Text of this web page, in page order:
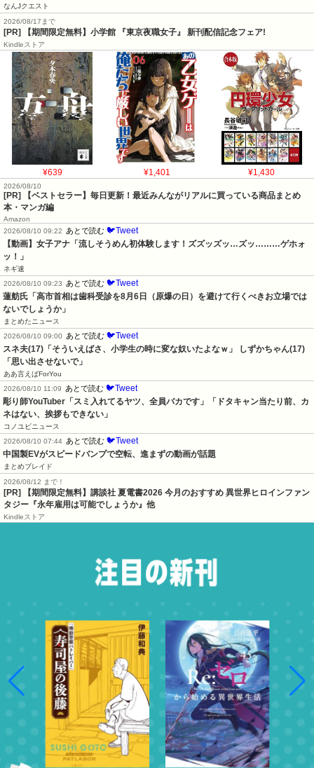
なんJクエスト
2026/08/17まで
[PR] 【期間限定無料】小学館 『東京夜職女子』 新刊配信記念フェア!
Kindleストア
¥639 ¥1,401 ¥1,430
2026/08/10
[PR] 【ベストセラー】毎日更新！最近みんながリアルに買っている商品まとめ
本・マンガ編
Amazon
2026/08/10 09:22
あとで読む 🐦Tweet
【動画】女子アナ「流しそうめん初体験します！ズズッズッ…ズッ………ゲホォ
ッ！」
ネギ速
2026/08/10 09:23
あとで読む 🐦Tweet
蓮舫氏「高市首相は歯科受診を8月6日（原爆の日）を避けて行くべきお立場では
ないでしょうか」
まとめたニュース
2026/08/10 09:00
あとで読む 🐦Tweet
スネ夫(17)「そういえばさ、小学生の時に変な奴いたよなｗ」 しずかちゃん(17)
「思い出させないで」
ああ言えばForYou
2026/08/10 11:09
あとで読む 🐦Tweet
彫り師YouTuber「スミ入れてるヤツ、全員バカです」「ドタキャン当たり前、カ
ネはない、挨拶もできない」
コノユビニュース
2026/08/10 07:44 あとで読む 🐦Tweet
中国製EVがスピードバンプで空転、進まずの動画が話題
まとめブレイド
2026/08/12 まで！
[PR] 【期間限定無料】講談社 夏電書2026 今月のおすすめ 異世界ヒロインファン
タジー『永年雇用は可能でしょうか』他
Kindleストア